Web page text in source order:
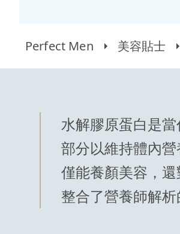
Perfect Men 美容貼士
水解膠原蛋白是
部分以維持體內
僅能養顏美容，
整合了營養師解